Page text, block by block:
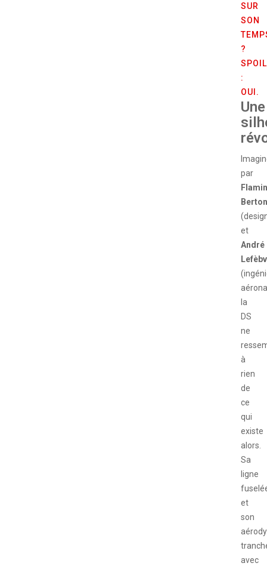
SUR
SON
?
:
OUI.
Une
par
et
André
la
DS
ne
à
rien
de
ce
qui
existe
alors.
Sa
ligne
et
son
avec